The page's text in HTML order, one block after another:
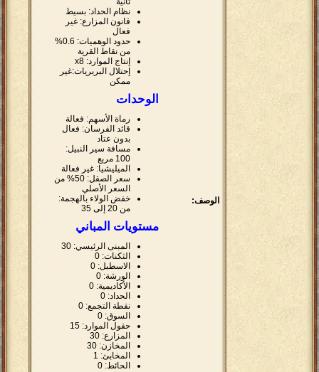
الوصف:
نظام الحداد: بسيط
قانون المزارع: غير
فعال
حدود الوهميات: 0.6%
من نقاط القرية
إنتاج الموارد: x8
إحتلال البربريات:غير
ممكن
الوحدات
رماة الأسهم: فعالة
قائد الفرسان: فعال
بدون عتاد
مسافة سير النبيل:
100 مربع
الميليشيا: غير فعالة
سعر الصقل: 50% من
السعر الأصلي
خفض الولاء بالهجمة:
من 20 إلى 35
مستويات المباني
المبنى الرئيسي: 30
الثكنات: 0
الاسطبل: 0
الورشة: 0
الأكاديمية: 0
الحداد: 0
نقطة التجمع: 0
السوق: 0
حقول الموارد: 15
المزارع: 30
المخازن: 30
المخابئ: 1
الحائط: 0